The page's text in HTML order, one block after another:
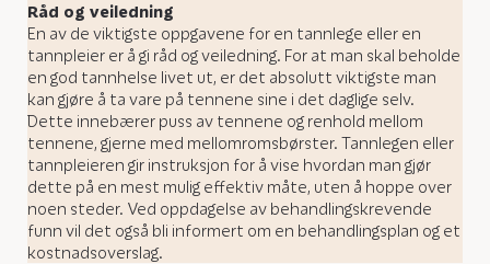
Råd og veiledning
En av de viktigste oppgavene for en tannlege eller en
tannpleier er å gi råd og veiledning. For at man skal beholde
en god tannhelse livet ut, er det absolutt viktigste man
kan gjøre å ta vare på tennene sine i det daglige selv.
Dette innebærer puss av tennene og renhold mellom
tennene, gjerne med mellomromsbørster. Tannlegen eller
tannpleieren gir instruksjon for å vise hvordan man gjør
dette på en mest mulig effektiv måte, uten å hoppe over
noen steder. Ved oppdagelse av behandlingskrevende
funn vil det også bli informert om en behandlingsplan og et
kostnadsoverslag.